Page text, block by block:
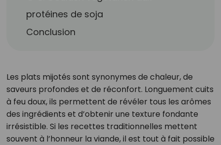
protéines de soja
Conclusion
Les plats mijotés sont synonymes de chaleur, de
saveurs profondes et de réconfort. Longuement cuits
à feu doux, ils permettent de révéler tous les arômes
des ingrédients et d’obtenir une texture fondante
irrésistible. Si les recettes traditionnelles mettent
souvent à l’honneur la viande, il est tout à fait possible